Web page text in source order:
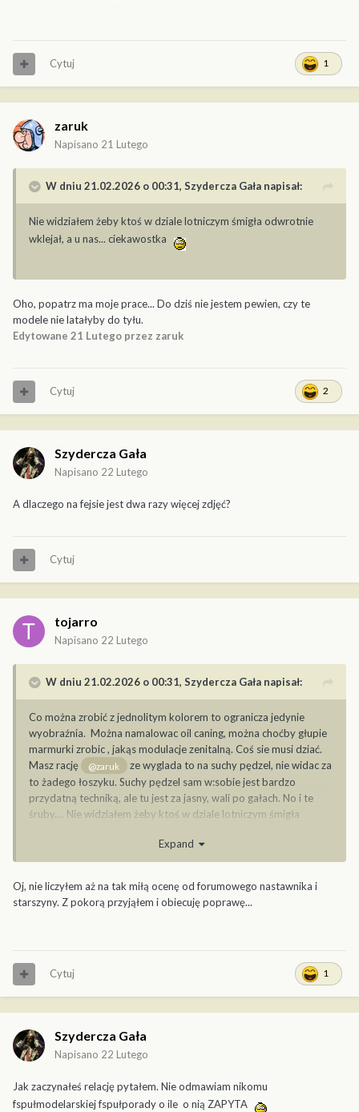
1
Cytuj
zaruk
Napisano 21 Lutego
W dniu 21.02.2026 o 00:31, Szydercza Gała napisał:
Nie widziałem żeby ktoś w dziale lotniczym śmigła odwrotnie
wklejał, a u nas... ciekawostka
Oho, popatrz ma moje prace... Do dziś nie jestem pewien, czy te
modele nie latałyby do tyłu.
Edytowane 21 Lutego przez zaruk
2
Cytuj
Szydercza Gała
Napisano 22 Lutego
A dlaczego na fejsie jest dwa razy więcej zdjęć?
Cytuj
tojarro
Napisano 22 Lutego
W dniu 21.02.2026 o 00:31, Szydercza Gała napisał:
Co można zrobić z jednolitym kolorem to ogranicza jedynie
wyobraźnia. Można namalowac oil caning, można choćby głupie
marmurki zrobic , jakąs modulacje zenitalną. Coś sie musi dziać.
Masz rację
@zaruk
ze wyglada to na suchy pędzel, nie widac za
to żadego łoszyku. Suchy pędzel sam w:sobie jest bardzo
przydatną techniką, ale tu jest za jasny, wali po gałach. No i te
śruby.... Nie widziałem żeby ktoś w dziale lotniczym śmigła
Expand
Oj, nie liczyłem aż na tak miłą ocenę od forumowego nastawnika i
starszyny. Z pokorą przyjąłem i obiecuję poprawę...
1
Cytuj
Szydercza Gała
Napisano 22 Lutego
Jak zaczynałeś relację pytałem. Nie odmawiam nikomu
fspułmodelarskiej fspułporady o ile o nią ZAPYTA